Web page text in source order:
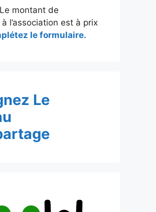
Le montant de
à l’association est à prix
le formulaire.
Le